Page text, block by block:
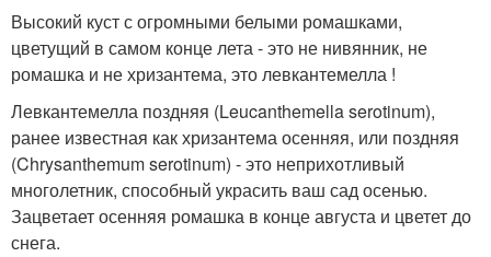
Высокий куст с огромными белыми ромашками,
цветущий в самом конце лета - это не нивянник, не
ромашка и не хризантема, это левкантемелла !
Левкантемелла поздняя (Leucanthemella serotinum),
ранее известная как хризантема осенняя, или поздняя
(Chrysanthemum serotinum) - это неприхотливый
многолетник, способный украсить ваш сад осенью.
Зацветает осенняя ромашка в конце августа и цветет до
снега.